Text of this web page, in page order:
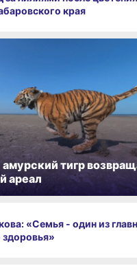
края
«Семья - один из
тигр
ареал